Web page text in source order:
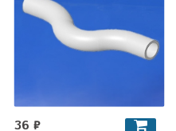
36 ₽